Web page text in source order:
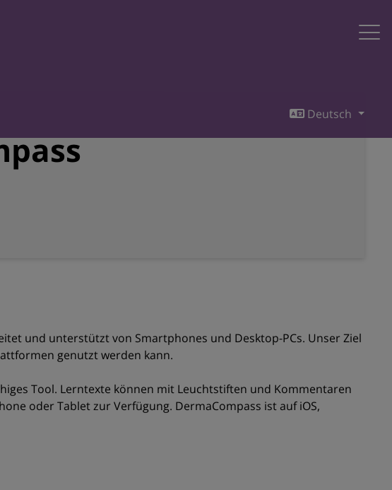
Deutsch
und unterstützt von Smartphones und Desktop-PCs. Unser Ziel
genutzt werden kann.
Tool. Lerntexte können mit Leuchtstiften und Kommentaren
oder Tablet zur Verfügung. DermaCompass ist auf iOS,